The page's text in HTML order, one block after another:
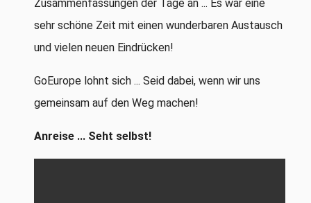
Zusammenfassungen der Tage an ... Es war eine
sehr schöne Zeit mit einen wunderbaren Austausch
und vielen neuen Eindrücken!
GoEurope lohnt sich ... Seid dabei, wenn wir uns
gemeinsam auf den Weg machen!
Anreise ... Seht selbst!